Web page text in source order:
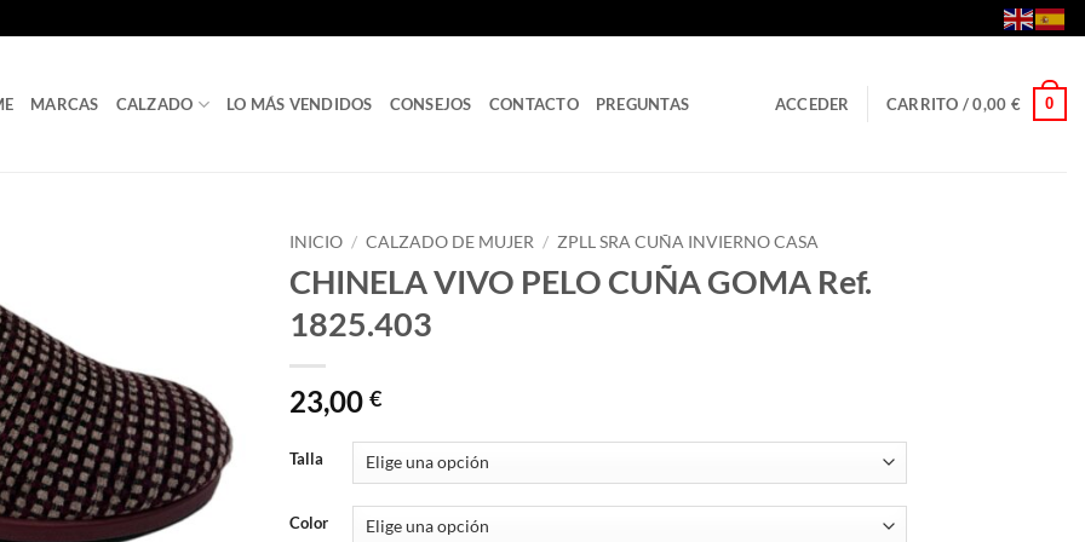
MARCAS CALZADO LO MÁS VENDIDOS CONSEJOS CONTACTO PREGUNTAS ACCEDER CARRITO /0,00 € 0
INICIO / CALZADO DE MUJER / ZPLL SRA CUÑA INVIERNO CASA
CHINELA VIVO PELO CUÑA GOMA Ref.
1825.403
23,00 €
Talla
Color